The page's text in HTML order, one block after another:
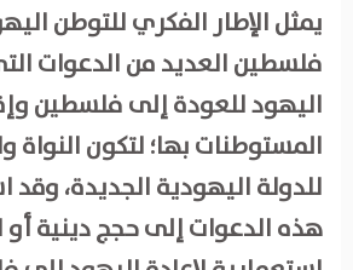
يمثل الإطار الفكري للتوطن
فلسطين العديد من الدعوات
اليهود للعودة إلى فلسطين
المستوطنات بها؛ لتكون النواة
للدولة اليهودية الجديدة،
هذه الدعوات إلى حجج دينية أو